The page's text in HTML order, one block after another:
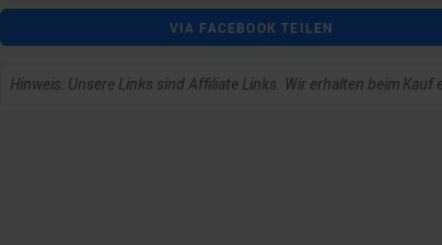
VIA FACEBOOK TEILEN
Hinweis: Unsere Links sind Affiliate Links. Wir erhalten beim